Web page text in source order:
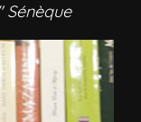
Sénèque